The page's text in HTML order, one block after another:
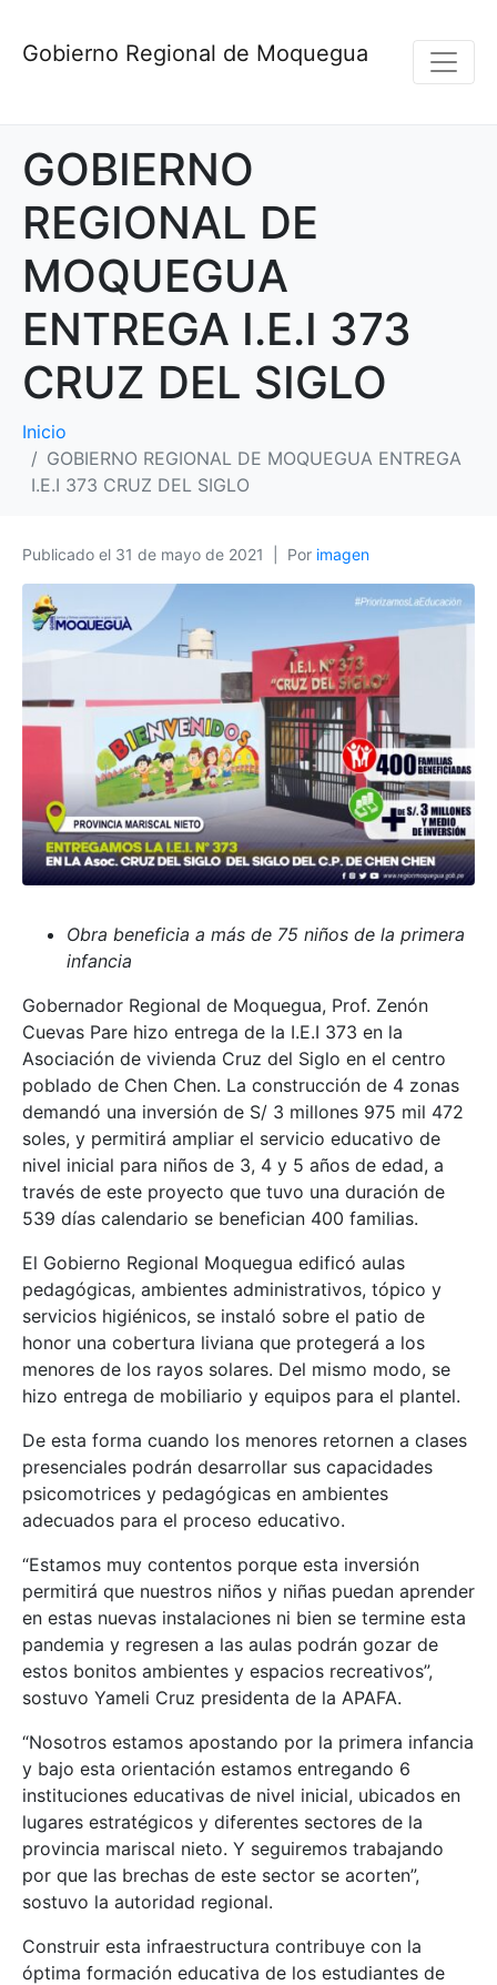
Gobierno Regional de Moquegua
GOBIERNO
REGIONAL DE
MOQUEGUA
ENTREGA I.E.I 373
CRUZ DEL SIGLO
Inicio
GOBIERNO REGIONAL DE MOQUEGUA ENTREGA
I.E.I 373 CRUZ DEL SIGLO
Publicado el 31 de mayo de 2021 Por imagen
Obra beneficia a más de 75 niños de la primera
infancia
Gobernador Regional de Moquegua, Prof. Zenón
Cuevas Pare hizo entrega de la I.E.I 373 en la
Asociación de vivienda Cruz del Siglo en el centro
poblado de Chen Chen. La construcción de 4 zonas
demandó una inversión de S/ 3 millones 975 mil 472
soles, y permitirá ampliar el servicio educativo de
nivel inicial para niños de 3, 4 y 5 años de edad, a
través de este proyecto que tuvo una duración de
539 días calendario se benefician 400 familias.
El Gobierno Regional Moquegua edificó aulas
pedagógicas, ambientes administrativos, tópico y
servicios higiénicos, se instaló sobre el patio de
honor una cobertura liviana que protegerá a los
menores de los rayos solares. Del mismo modo, se
hizo entrega de mobiliario y equipos para el plantel.
De esta forma cuando los menores retornen a clases
presenciales podrán desarrollar sus capacidades
psicomotrices y pedagógicas en ambientes
adecuados para el proceso educativo.
“Estamos muy contentos porque esta inversión
permitirá que nuestros niños y niñas puedan aprender
en estas nuevas instalaciones ni bien se termine esta
pandemia y regresen a las aulas podrán gozar de
estos bonitos ambientes y espacios recreativos”,
sostuvo Yameli Cruz presidenta de la APAFA.
“Nosotros estamos apostando por la primera infancia
y bajo esta orientación estamos entregando 6
instituciones educativas de nivel inicial, ubicados en
lugares estratégicos y diferentes sectores de la
provincia mariscal nieto. Y seguiremos trabajando
por que las brechas de este sector se acorten”,
sostuvo la autoridad regional.
Construir esta infraestructura contribuye con la
óptima formación educativa de los estudiantes de